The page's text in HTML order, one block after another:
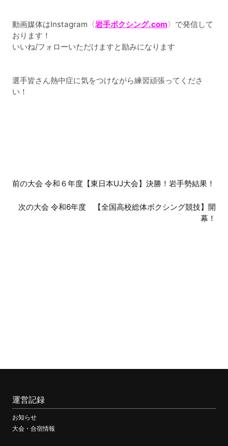
動画媒体はInstagram〈岩手ボクシング.com〉で発信して
おります！
いいね/フォローいただけますと励みになります
選手皆さん熱中症に気をつけながら練習頑張ってくださ
い！
前
後
前の大会 令和６年度【東日本UJ大会】決勝！岩手勢結果！
次の大会 令和6年度 【全国高校総体ボクシング競技】開
幕！
運営記録
お知らせ
大会・合宿情報